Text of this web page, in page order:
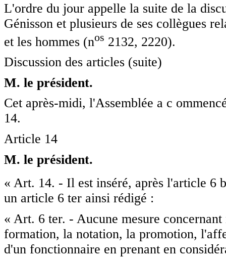
L'ordre du jour appelle la suite de la
Génisson et plusieurs de ses collègues
et les hommes (nos 2132, 2220).
Discussion des articles (suite)
M. le président.
Cet après-midi, l'Assemblée a c
14.
Article 14
M. le président.
« Art. 14. - Il est inséré, après l'article 6
un article 6 ter ainsi rédigé :
« Art. 6 ter. - Aucune mesure
formation, la notation, la promotion,
d'un fonctionnaire en prenant en